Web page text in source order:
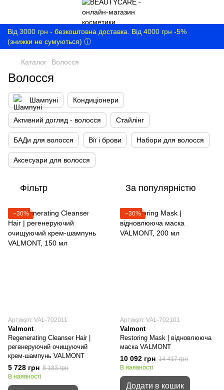
Від 3000 грн - безкоштовна доставка. Від 4000 грн -5%
(знижки не сумуються) ⓘ
Каталог Волосся
Волосся
Шампуні Кондиціонери
Активний догляд - волосся Стайлінг
БАДи для волосся Вії і брови Набори для волосся
Аксесуари для волосся
Фільтр За популярністю
−30%
Артикул: VAL-702011
Valmont
Regenerating Cleanser Hair |
регенеруючий очищуючий
крем-шампунь VALMONT
5 728 грн 8 183 грн
В наявності
−30%
Артикул: VAL-702101
Valmont
Restoring Mask | відновлююча
маска VALMONT
10 092 грн 14 417 грн
В наявності
Додати в кошик